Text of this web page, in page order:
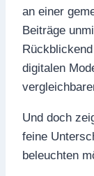
an einer
Beiträge
digitalen
Und doch
feine
beleuchten